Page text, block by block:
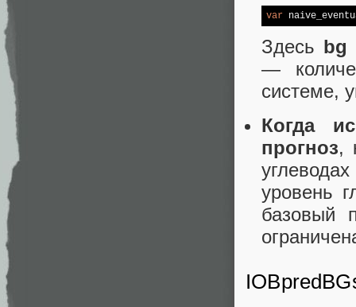
var
Здесь bg
—
системе,
Когда
прогноз,
уровень
базовый